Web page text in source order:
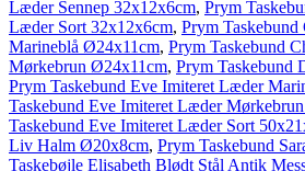
Læder Sennep 32x12x6cm, Prym
Læder Sort 32x12x6cm, Prym
Marineblå Ø24x11cm, Prym Taskebund
Mørkebrun Ø24x11cm, Prym Taskebund
Prym Taskebund Eve Imiteret Læder
Taskebund Eve Imiteret Læder
Taskebund Eve Imiteret Læder Sort
Liv Halm Ø20x8cm, Prym Taskebund
Taskebøjle Elisabeth Blødt Stål Antik